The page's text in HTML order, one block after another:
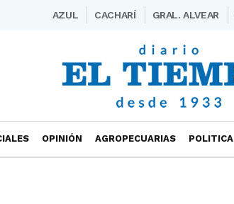
AZUL CACHARÍ GRAL. ALVEAR
OPINIÓN AGROPECUARIAS POLITICA